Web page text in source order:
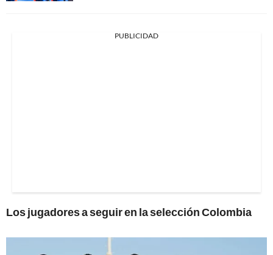
PUBLICIDAD
Los jugadores a seguir en la selección Colombia